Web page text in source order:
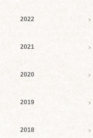
2022
2021
2020
2019
2018